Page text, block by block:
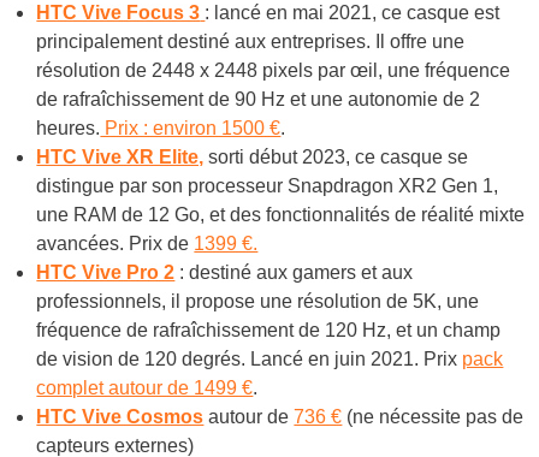
HTC Vive Focus 3 : lancé en mai 2021, ce casque est
principalement destiné aux entreprises. Il offre une
résolution de 2448 x 2448 pixels par œil, une fréquence
de rafraîchissement de 90 Hz et une autonomie de 2
heures. Prix : environ 1500 €.
HTC Vive XR Elite, sorti début 2023, ce casque se
distingue par son processeur Snapdragon XR2 Gen 1,
une RAM de 12 Go, et des fonctionnalités de réalité mixte
avancées. Prix de 1399 €.
HTC Vive Pro 2 : destiné aux gamers et aux
professionnels, il propose une résolution de 5K, une
fréquence de rafraîchissement de 120 Hz, et un champ
de vision de 120 degrés. Lancé en juin 2021. Prix pack
complet autour de 1499 €.
HTC Vive Cosmos autour de736 € (ne nécessite pas de
capteurs externes)